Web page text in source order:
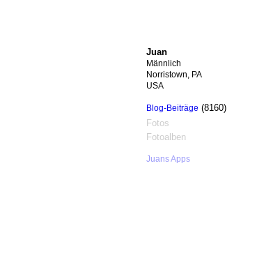
Juan
Männlich
Norristown, PA
USA
Blog-Beiträge (8160)
Fotos
Fotoalben
Juans Apps